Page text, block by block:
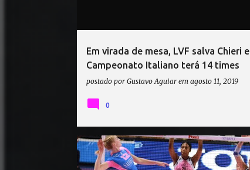
Em virada de mesa, LVF salva Chieri e
Campeonato Italiano terá 14 times
postado por Gustavo Aguiar em agosto 11, 2019
0
CAMPEONATO ITALIANO DE VÔLEI